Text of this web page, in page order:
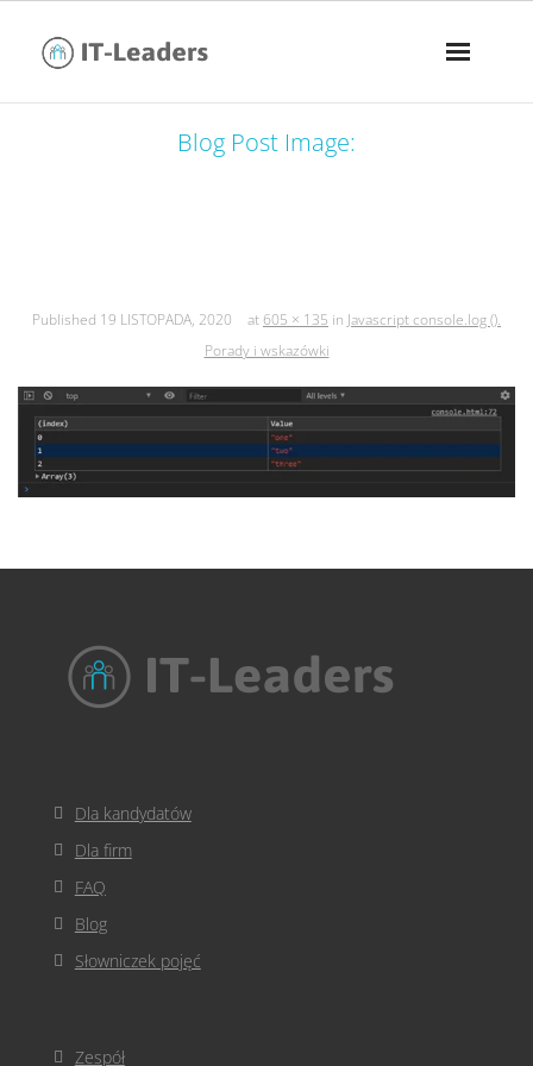
Blog Post Image:
Published 19 LISTOPADA, 2020 at 605 × 135 in Javascript console.log ().
Porady i wskazówki
Dla kandydatów
Dla firm
FAQ
Blog
Słowniczek pojęć
Zespół